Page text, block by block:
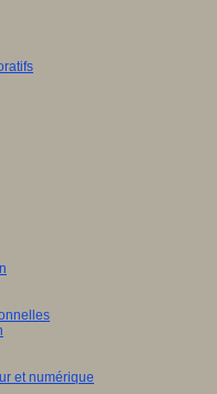
et numérique